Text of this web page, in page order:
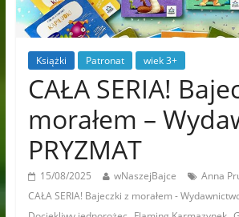
Książki Patronat wiek 3+
CAŁA SERIA!
morałem –
PRYZMAT
15/08/2025 wNaszejBajce Anna
CAŁA SERIA! Bajeczki z morałem -